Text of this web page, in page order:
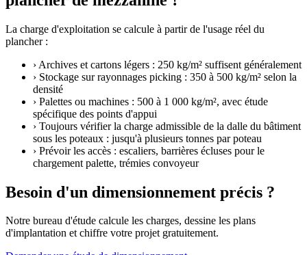
La charge d'exploitation se calcule à partir de l'usage réel du
plancher :
› Archives et cartons légers : 250 kg/m² suffisent généralement
› Stockage sur rayonnages picking : 350 à 500 kg/m² selon la
densité
› Palettes ou machines : 500 à 1 000 kg/m², avec étude
spécifique des points d'appui
› Toujours vérifier la charge admissible de la dalle du bâtiment
sous les poteaux : jusqu'à plusieurs tonnes par poteau
› Prévoir les accès : escaliers, barrières écluses pour le
chargement palette, trémies convoyeur
Besoin d'un dimensionnement précis ?
Notre bureau d'étude calcule les charges, dessine les plans
d'implantation et chiffre votre projet gratuitement.